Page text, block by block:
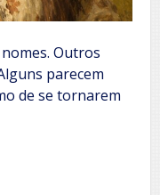
Outros
parecem
de se tornarem